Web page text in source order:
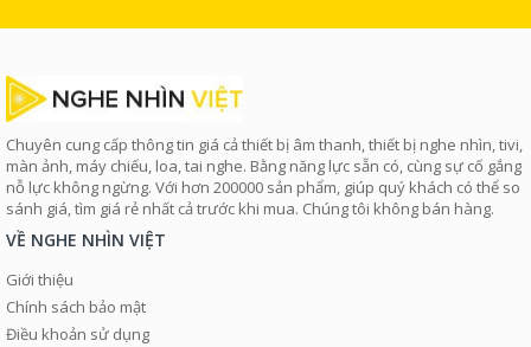
Chuyên cung cấp thông tin giá cả thiết bị âm thanh, thiết bị nghe nhìn, tivi,
màn ảnh, máy chiếu, loa, tai nghe. Bằng năng lực sẵn có, cùng sự cố gắng
nỗ lực không ngừng. Với hơn 200000 sản phẩm, giúp quý khách có thể so
sánh giá, tìm giá rẻ nhất cả trước khi mua. Chúng tôi không bán hàng.
VỀ NGHE NHÌN VIỆT
Giới thiệu
Chính sách bảo mật
Điều khoản sử dụng